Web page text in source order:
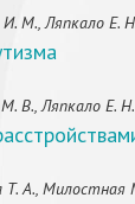
М., Ляпкало Е.
В., Ляпкало Е. Н.
А., Милостная